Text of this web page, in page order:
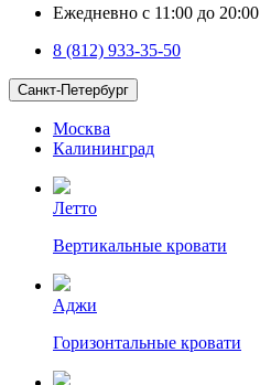
Ежедневно с 11:00 до 20:00
8 (812) 933-35-50
Санкт-Петербург
Москва
Калининград
Летто
Вертикальные кровати
Аджи
Горизонтальные кровати